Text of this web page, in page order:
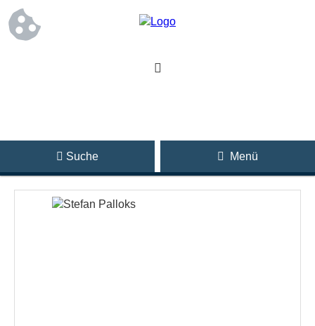
Suche Menü